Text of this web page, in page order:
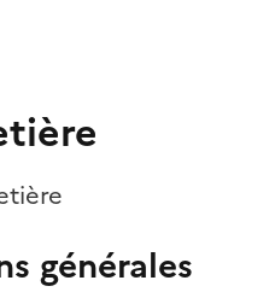
Twitter)
générales